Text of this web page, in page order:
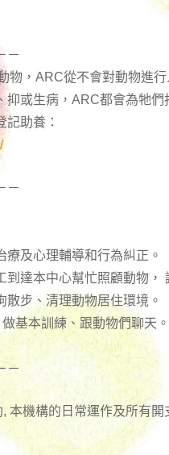
－
物，ARC從不會對動物進行
抑或生病，ARC都會為牠們
助養：
－
及心理輔導和行為糾正。
達本中心幫忙照顧動物，
步、清理動物居住環境。
基本訓練、跟動物們聊天。
－
本機構的日常運作及所有